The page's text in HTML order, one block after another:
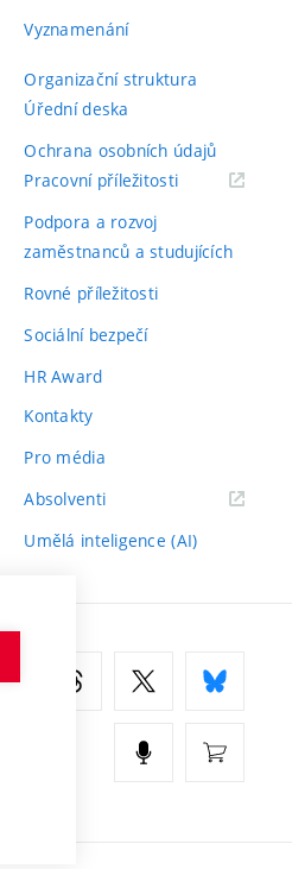
Vyznamenání
Organizační struktura
Úřední deska
Ochrana osobních údajů
Pracovní příležitosti(externí
Podpora a rozvoj
zaměstnanců a studujících
Rovné příležitosti
Sociální bezpečí
HR Award
Kontakty
Pro média
Absolventi(externí
Umělá inteligence (AI)